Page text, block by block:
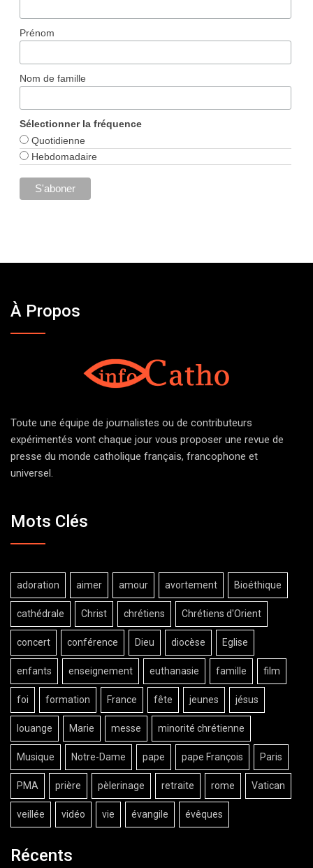
Prénom
Nom de famille
Sélectionner la fréquence
Quotidienne
Hebdomadaire
À Propos
Toute une équipe de journalistes ou de contributeurs
expérimentés vont chaque jour vous proposer une revue de
presse du monde catholique français, francophone et
universel.
Mots Clés
adoration aimer amour avortement Bioéthique
cathédrale Christ chrétiens Chrétiens d'Orient
concert conférence Dieu diocèse Eglise
enfants enseignement euthanasie famille film
foi formation France fête jeunes jésus
louange Marie messe minorité chrétienne
Musique Notre-Dame pape pape François Paris
PMA prière pèlerinage retraite rome Vatican
veillée vidéo vie évangile évêques
Récents